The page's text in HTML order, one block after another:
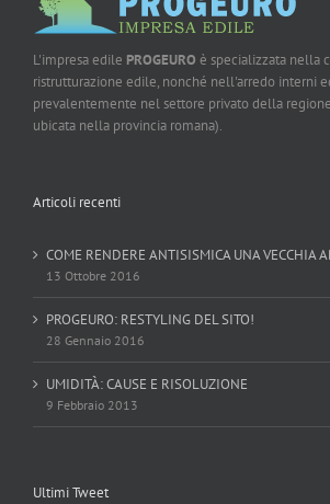
L'impresa edile PROGEURO è specializzata nella
ristrutturazione edile, nonché nell'arredo interni
prevalentemente nel settore privato della
ubicata nella provincia romana).
Articoli recenti
COME RENDERE ANTISISMICA UNA VECCHIA
13 Ottobre 2016
PROGEURO: RESTYLING DEL SITO!
28 Gennaio 2016
UMIDITÀ: CAUSE E RISOLUZIONE
9 Febbraio 2013
Ultimi Tweet